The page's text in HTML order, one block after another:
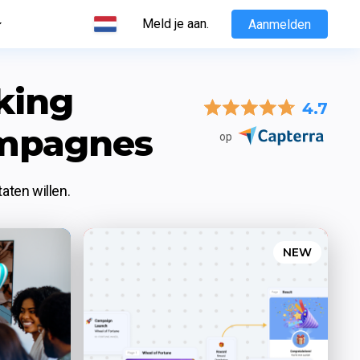
Meld je aan. Aanmelden
4.7
op
willen.
NEW